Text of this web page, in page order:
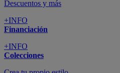
Descuentos y más
+INFO
Financiación
+INFO
Colecciones